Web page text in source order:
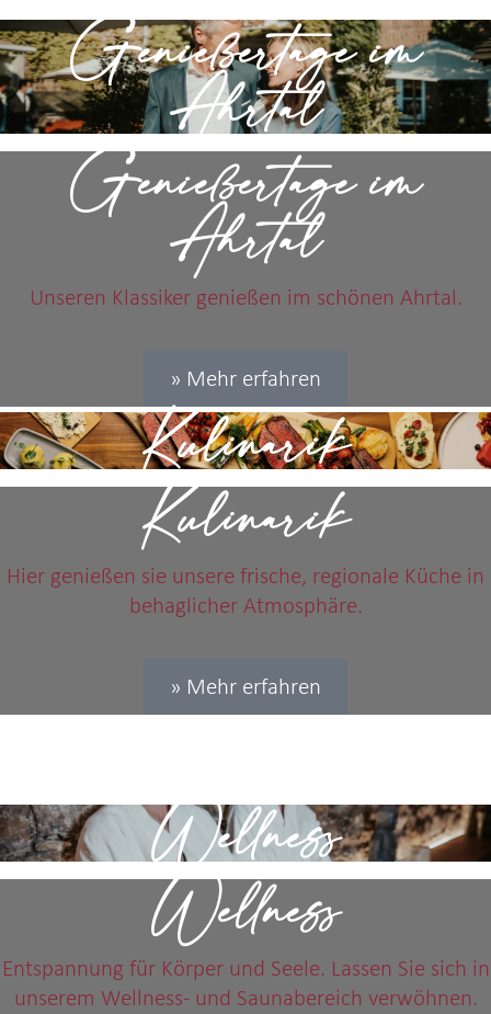
Genießertage im
Ahrtal
Genießertage im
Ahrtal
Unseren Klassiker genießen im schönen Ahrtal.
» Mehr erfahren
Kulinarik
Kulinarik
Hier genießen sie unsere frische, regionale Küche in
behaglicher Atmosphäre.
» Mehr erfahren
Wellness
Wellness
Entspannung für Körper und Seele. Lassen Sie sich in
unserem Wellness- und Saunabereich verwöhnen.